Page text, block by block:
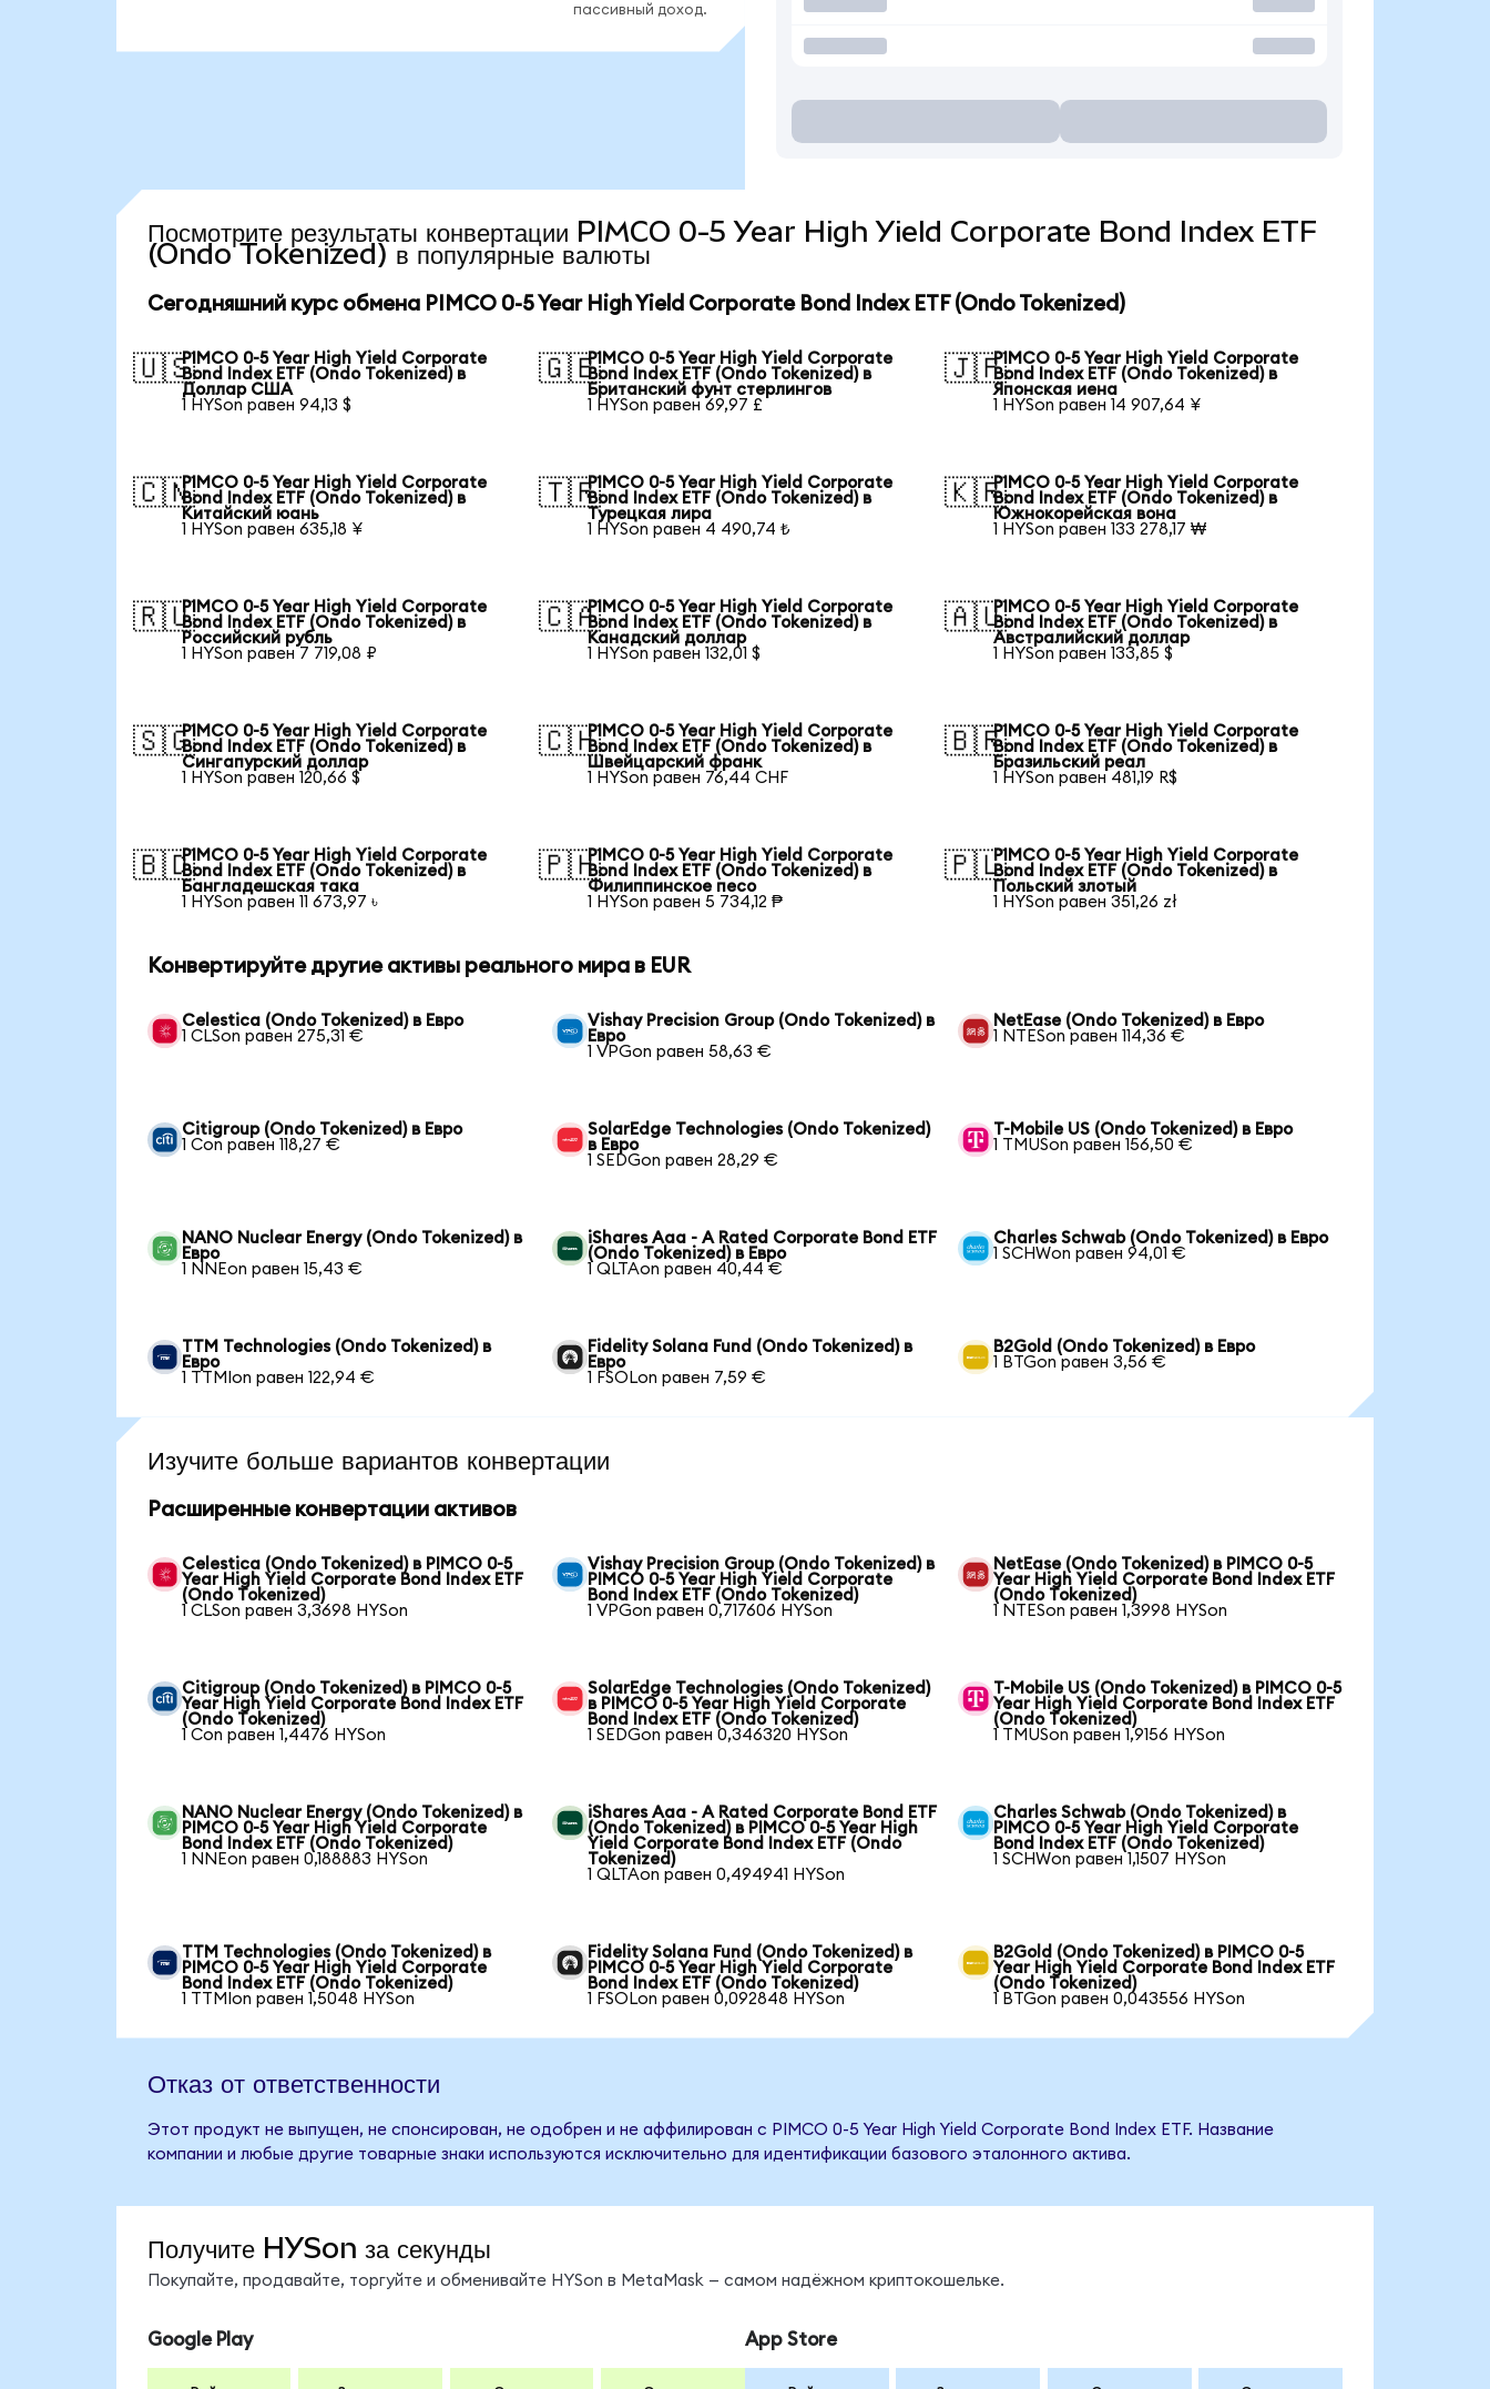
пассивный доход.
Посмотрите результаты конвертации PIMCO 0-5 Year High Yield Corporate Bond Index ETF
(Ondo Tokenized) в популярные валюты
Сегодняшний курс обмена PIMCO 0-5 Year High Yield Corporate Bond Index ETF (Ondo Tokenized)
🇺🇸PIMCO 0-5 Year High Yield Corporate
Bond Index ETF (Ondo Tokenized) в
Доллар США
1 HYSon равен 94,13 $
🇬🇧PIMCO 0-5 Year High Yield Corporate
Bond Index ETF (Ondo Tokenized) в
Британский фунт стерлингов
1 HYSon равен 69,97 £
🇯🇵PIMCO 0-5 Year High Yield Corporate
Bond Index ETF (Ondo Tokenized) в
Японская иена
1 HYSon равен 14 907,64 ¥
🇨🇳PIMCO 0-5 Year High Yield Corporate
Bond Index ETF (Ondo Tokenized) в
Китайский юань
1 HYSon равен 635,18 ¥
🇹🇷PIMCO 0-5 Year High Yield Corporate
Bond Index ETF (Ondo Tokenized) в
Турецкая лира
1 HYSon равен 4 490,74 ₺
🇰🇷PIMCO 0-5 Year High Yield Corporate
Bond Index ETF (Ondo Tokenized) в
Южнокорейская вона
1 HYSon равен 133 278,17 ₩
🇷🇺PIMCO 0-5 Year High Yield Corporate
Bond Index ETF (Ondo Tokenized) в
Российский рубль
1 HYSon равен 7 719,08 ₽
🇨🇦PIMCO 0-5 Year High Yield Corporate
Bond Index ETF (Ondo Tokenized) в
Канадский доллар
1 HYSon равен 132,01 $
🇦🇺PIMCO 0-5 Year High Yield Corporate
Bond Index ETF (Ondo Tokenized) в
Австралийский доллар
1 HYSon равен 133,85 $
🇸🇬PIMCO 0-5 Year High Yield Corporate
Bond Index ETF (Ondo Tokenized) в
Сингапурский доллар
1 HYSon равен 120,66 $
🇨🇭PIMCO 0-5 Year High Yield Corporate
Bond Index ETF (Ondo Tokenized) в
Швейцарский франк
1 HYSon равен 76,44 CHF
🇧🇷PIMCO 0-5 Year High Yield Corporate
Bond Index ETF (Ondo Tokenized) в
Бразильский реал
1 HYSon равен 481,19 R$
🇧🇩PIMCO 0-5 Year High Yield Corporate
Bond Index ETF (Ondo Tokenized) в
Бангладешская така
1 HYSon равен 11 673,97 ৳
🇵🇭PIMCO 0-5 Year High Yield Corporate
Bond Index ETF (Ondo Tokenized) в
Филиппинское песо
1 HYSon равен 5 734,12 ₱
🇵🇱PIMCO 0-5 Year High Yield Corporate
Bond Index ETF (Ondo Tokenized) в
Польский злотый
1 HYSon равен 351,26 zł
Конвертируйте другие активы реального мира в EUR
Celestica (Ondo Tokenized) в Евро
1 CLSon равен 275,31 €
Vishay Precision Group (Ondo Tokenized) в
Евро
1 VPGon равен 58,63 €
NetEase (Ondo Tokenized) в Евро
1 NTESon равен 114,36 €
Citigroup (Ondo Tokenized) в Евро
1 Con равен 118,27 €
SolarEdge Technologies (Ondo Tokenized)
в Евро
1 SEDGon равен 28,29 €
T-Mobile US (Ondo Tokenized) в Евро
1 TMUSon равен 156,50 €
NANO Nuclear Energy (Ondo Tokenized) в
Евро
1 NNEon равен 15,43 €
iShares Aaa - A Rated Corporate Bond ETF
(Ondo Tokenized) в Евро
1 QLTAon равен 40,44 €
Charles Schwab (Ondo Tokenized) в Евро
1 SCHWon равен 94,01 €
TTM Technologies (Ondo Tokenized) в
Евро
1 TTMIon равен 122,94 €
Fidelity Solana Fund (Ondo Tokenized) в
Евро
1 FSOLon равен 7,59 €
B2Gold (Ondo Tokenized) в Евро
1 BTGon равен 3,56 €
Изучите больше вариантов конвертации
Расширенные конвертации активов
Celestica (Ondo Tokenized) в PIMCO 0-5
Year High Yield Corporate Bond Index ETF
(Ondo Tokenized)
1 CLSon равен 3,3698 HYSon
Vishay Precision Group (Ondo Tokenized) в
PIMCO 0-5 Year High Yield Corporate
Bond Index ETF (Ondo Tokenized)
1 VPGon равен 0,717606 HYSon
NetEase (Ondo Tokenized) в PIMCO 0-5
Year High Yield Corporate Bond Index ETF
(Ondo Tokenized)
1 NTESon равен 1,3998 HYSon
Citigroup (Ondo Tokenized) в PIMCO 0-5
Year High Yield Corporate Bond Index ETF
(Ondo Tokenized)
1 Con равен 1,4476 HYSon
SolarEdge Technologies (Ondo Tokenized)
в PIMCO 0-5 Year High Yield Corporate
Bond Index ETF (Ondo Tokenized)
1 SEDGon равен 0,346320 HYSon
T-Mobile US (Ondo Tokenized) в PIMCO 0-5
Year High Yield Corporate Bond Index ETF
(Ondo Tokenized)
1 TMUSon равен 1,9156 HYSon
NANO Nuclear Energy (Ondo Tokenized) в
PIMCO 0-5 Year High Yield Corporate
Bond Index ETF (Ondo Tokenized)
1 NNEon равен 0,188883 HYSon
iShares Aaa - A Rated Corporate Bond ETF
(Ondo Tokenized) в PIMCO 0-5 Year High
Yield Corporate Bond Index ETF (Ondo
Tokenized)
1 QLTAon равен 0,494941 HYSon
Charles Schwab (Ondo Tokenized) в
PIMCO 0-5 Year High Yield Corporate
Bond Index ETF (Ondo Tokenized)
1 SCHWon равен 1,1507 HYSon
TTM Technologies (Ondo Tokenized) в
PIMCO 0-5 Year High Yield Corporate
Bond Index ETF (Ondo Tokenized)
1 TTMIon равен 1,5048 HYSon
Fidelity Solana Fund (Ondo Tokenized) в
PIMCO 0-5 Year High Yield Corporate
Bond Index ETF (Ondo Tokenized)
1 FSOLon равен 0,092848 HYSon
B2Gold (Ondo Tokenized) в PIMCO 0-5
Year High Yield Corporate Bond Index ETF
(Ondo Tokenized)
1 BTGon равен 0,043556 HYSon
Отказ от ответственности
Этот продукт не выпущен, не спонсирован, не одобрен и не аффилирован с PIMCO 0-5 Year High Yield Corporate Bond Index ETF. Название
компании и любые другие товарные знаки используются исключительно для идентификации базового эталонного актива.
Получите HYSon за секунды
Покупайте, продавайте, торгуйте и обменивайте HYSon в MetaMask — самом надёжном криптокошельке.
Google Play App Store